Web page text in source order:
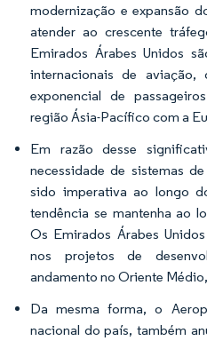
modernização e expansão
atender ao crescente
Emirados Árabes Unidos
internacionais de
exponencial de
região Ásia-Pacífico com a
Em razão desse
necessidade de sistemas
sido imperativa ao longo
tendência se mantenha ao
Os Emirados Árabes
nos projetos de
andamento no Oriente
Da mesma forma, o
nacional do país, também